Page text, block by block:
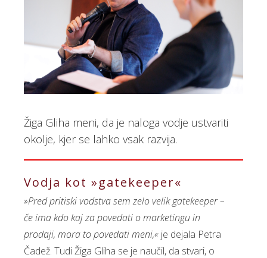
Žiga Gliha meni, da je naloga vodje ustvariti
okolje, kjer se lahko vsak razvija.
Vodja kot »gatekeeper«
»Pred pritiski vodstva sem zelo velik gatekeeper –
če ima kdo kaj za povedati o marketingu in
prodaji, mora to povedati meni,« je dejala Petra
Čadež. Tudi Žiga Gliha se je naučil, da stvari, o